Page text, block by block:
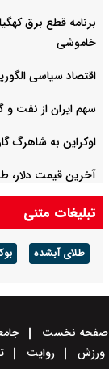
خاموشی
اقتصاد سیاسی
سهم ایران از نفت
اوکراین به شاهرگ
مسیر افزایش افتاد
تبلیغات متنی
طلای آبشده
صفحه نخست
ورزش
روایت